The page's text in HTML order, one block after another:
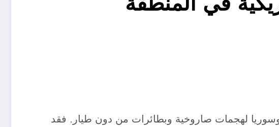
وسوريا لهجمات صاروخية وبطائرات من دون طيار. فقد